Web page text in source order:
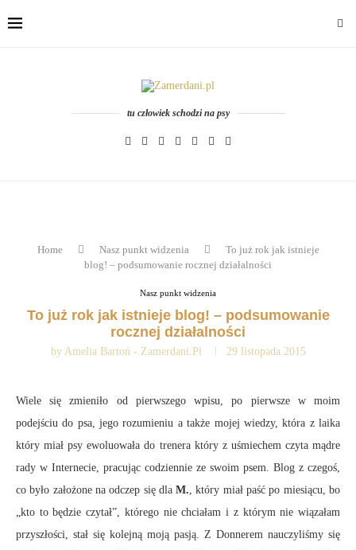
tu człowiek schodzi na psy
Home Nasz punkt widzenia
To już rok jak istnieje
blog! – podsumowanie rocznej działalności
Nasz punkt widzenia
To już rok jak istnieje blog! – podsumowanie
rocznej działalności
by Amelia Bartoń - Zamerdani.pl 29 listopada 2015
Wiele się zmieniło od pierwszego wpisu, po pierwsze w moim
podejściu do psa, jego rozumieniu a także mojej wiedzy, która z laika
który miał psy ewoluowała do trenera który z uśmiechem czyta mądre
rady w Internecie, pracując codziennie ze swoim psem. Blog z czegoś,
co było założone na odczep się dlaM., który miał paść po miesiącu, bo
„kto to będzie czytał”, którego nie chciałam i z którym nie wiązałam
przyszłości, stał się kolejną moją pasją. Z Donnerem nauczyliśmy się